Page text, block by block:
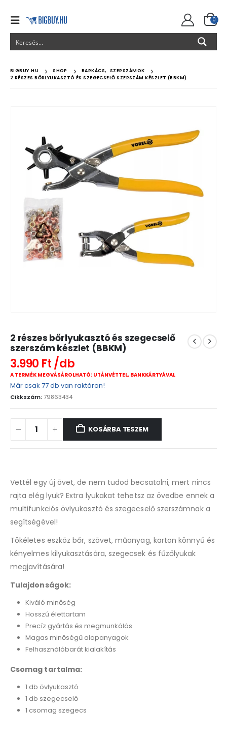
0
BIGBUY.HU SHOP BARKÁCS,
SZERSZÁMOK
2 RÉSZES BŐRLYUKASZTÓ ÉS SZEGECSELŐ SZERSZÁM KÉSZLET (BBKM)
2 részes bőrlyukasztó és szegecselő
szerszám készlet (BBKM)
3.990 Ft
A TERMÉK MEGVÁSÁROLHATÓ: UTÁNVÉTTEL, BANKKÁRTYÁVAL
Már csak 77 db van raktáron!
Cikkszám:79863434
KOSÁRBA TESZEM
Vettél egy új övet, de nem tudod becsatolni, mert nincs
rajta elég lyuk? Extra lyukakat tehetsz az övedbe ennek a
multifunkciós övlyukasztó és szegecselő szerszámnak a
segítségével!
Tökéletes eszköz bőr, szövet, műanyag, karton könnyű és
kényelmes kilyukasztására, szegecsek és fűzőlyukak
megjavítására!
Tulajdonságok:
Kiváló minőség
Hosszú élettartam
Precíz gyártás és megmunkálás
Magas minőségű alapanyagok
Felhasználóbarát kialakítás
Csomag tartalma:
1 db övlyukasztó
1 db szegecselő
1 csomag szegecs